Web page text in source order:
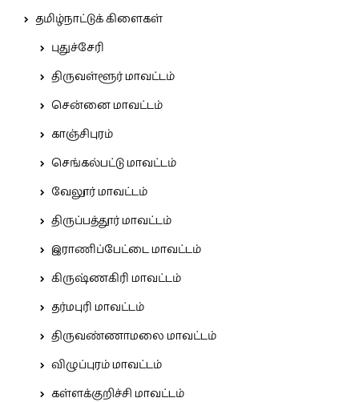
தமிழ்நாட்டுக் கிளைகள்
புதுச்சேரி
திருவள்ளூர் மாவட்டம்
சென்னை மாவட்டம்
காஞ்சிபுரம்
செங்கல்பட்டு மாவட்டம்
வேலூர் மாவட்டம்
திருப்பத்தூர் மாவட்டம்
இராணிப்பேட்டை மாவட்டம்
கிருஷ்ணகிரி மாவட்டம்
தர்மபுரி மாவட்டம்
திருவண்ணாமலை மாவட்டம்
விழுப்புரம் மாவட்டம்
கள்ளக்குறிச்சி மாவட்டம்